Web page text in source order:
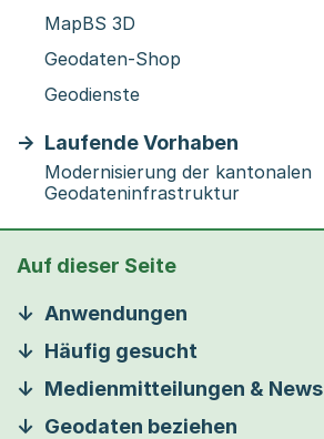
MapBS 3D
Geodaten-Shop
Geodienste
Laufende Vorhaben
Modernisierung der kantonalen
Geodateninfrastruktur
Auf dieser Seite
Anwendungen
Häufig gesucht
Medienmitteilungen & News
Geodaten beziehen